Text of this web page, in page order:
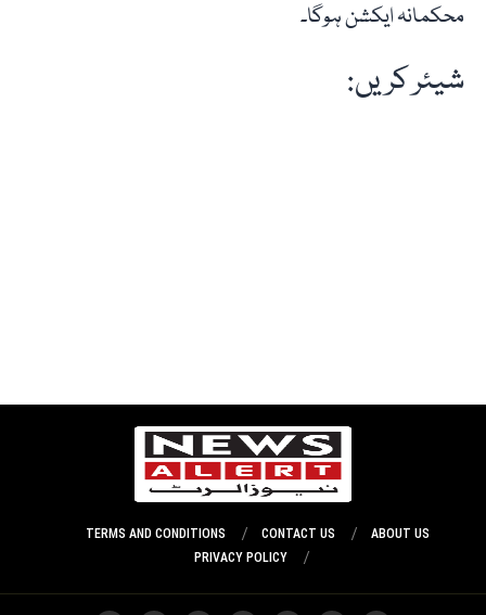
محکمانہ ایکشن ہوگا۔
شیئر کریں:
ABOUT US
CONTACT US
TERMS AND CONDITIONS
PRIVACY POLICY